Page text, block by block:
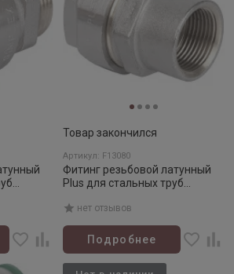
Товар закончился
Артикул: F13080
Фитинг резьбовой латунный
Plus для стальных труб
нет отзывов
Подробнее